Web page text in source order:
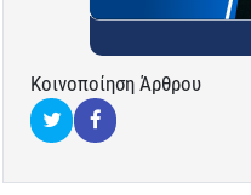
Κοινοποίηση Άρθρου